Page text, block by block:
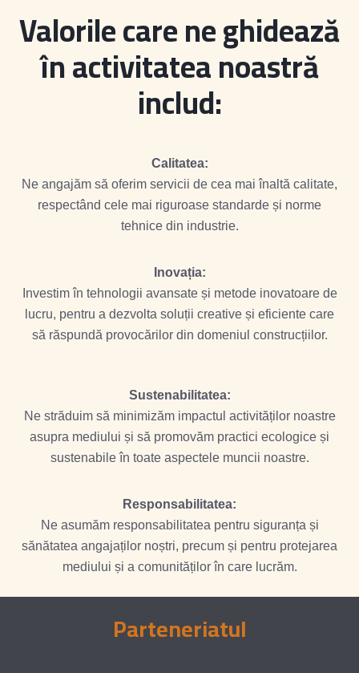
Valorile care ne ghidează
în activitatea noastră
includ:
Calitatea:
Ne angajăm să oferim servicii de cea mai înaltă calitate,
respectând cele mai riguroase standarde și norme
tehnice din industrie.
Inovația:
Investim în tehnologii avansate și metode inovatoare de
lucru, pentru a dezvolta soluții creative și eficiente care
să răspundă provocărilor din domeniul construcțiilor.
Sustenabilitatea:
Ne străduim să minimizăm impactul activităților noastre
asupra mediului și să promovăm practici ecologice și
sustenabile în toate aspectele muncii noastre.
Responsabilitatea:
Ne asumăm responsabilitatea pentru siguranța și
sănătatea angajaților noștri, precum și pentru protejarea
mediului și a comunităților în care lucrăm.
Parteneriatul